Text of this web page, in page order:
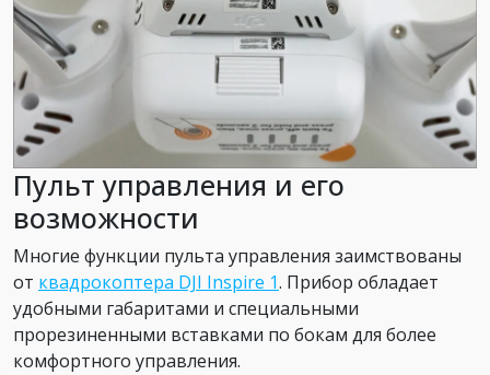
Пульт управления и его
возможности
Многие функции пульта управления заимствованы
от квадрокоптера DJI Inspire 1. Прибор обладает
удобными габаритами и специальными
прорезиненными вставками по бокам для более
комфортного управления.